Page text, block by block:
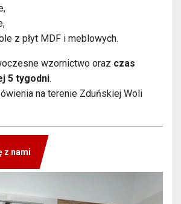
z płyt MDF i meblowych.
wzornictwo oraz czas
5 tygodni.
na terenie Zduńskiej Woli
z nami